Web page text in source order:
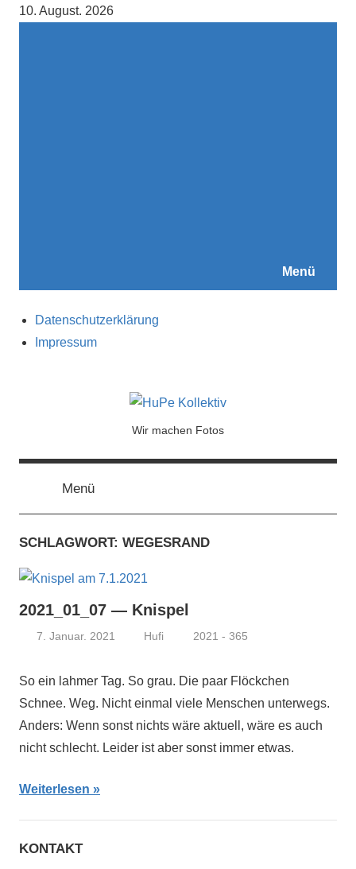
Zum10. August. 2026
Menü
Datenschutzerklärung
Impressum
Kollektiv
Wir machen Fotos
Menü
SCHLAGWORT: WEGESRAND
2021_01_07 — Knispel
7. Januar. 2021 Hufi 2021 - 365
So ein lahmer Tag. So grau. Die paar Flöckchen
Schnee. Weg. Nicht einmal viele Menschen unterwegs.
Anders: Wenn sonst nichts wäre aktuell, wäre es auch
nicht schlecht. Leider ist aber sonst immer etwas.
Weiterlesen
KONTAKT